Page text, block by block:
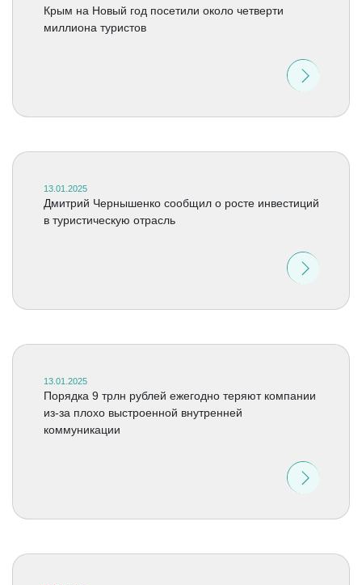
Крым на Новый год посетили около четверти
миллиона туристов
13.01.2025
Дмитрий Чернышенко сообщил о росте инвестиций
в туристическую отрасль
13.01.2025
Порядка 9 трлн рублей ежегодно теряют компании
из-за плохо выстроенной внутренней
коммуникации